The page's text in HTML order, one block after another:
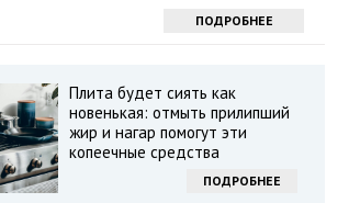
ПОДРОБНЕЕ
Плита будет сиять как
новенькая: отмыть прилипший
жир и нагар помогут эти
копеечные средства
ПОДРОБНЕЕ